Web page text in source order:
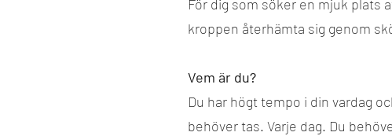
För dig som söker en mjuk plats
kroppen återhämta sig genom
Vem är du?
Du har högt tempo i din vardag
behöver tas. Varje dag. Du